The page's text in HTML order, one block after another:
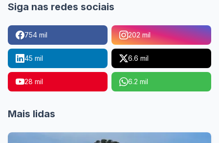
Siga nas redes sociais
754 mil 202 mil
45 mil 6.6 mil
28 mil 6.2 mil
Mais lidas